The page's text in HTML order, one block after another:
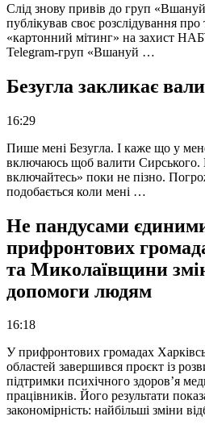
Слід знову привів до груп
публікував своє розслідування
«картонний мітинг» на захист
Telegram-груп «Вшануй …
Безугла закликає
16:29
Пише мені Безугла. І каже що у
включаюсь щоб валити
включайтесь» поки не пізно.
подобається коли мені …
Не пандусами
прифронтових
та Миколаївщини
допомоги людям
16:18
У прифронтових громадах
областей завершився проєкт із
підтримки психічного здоров’я
працівників. Його результати
закономірність: найбільші зміни